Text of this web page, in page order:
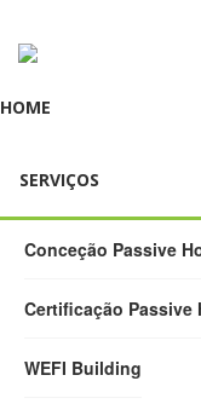
HOME
SERVIÇOS
Conceção Passive
Certificação Passive
WEFI Building